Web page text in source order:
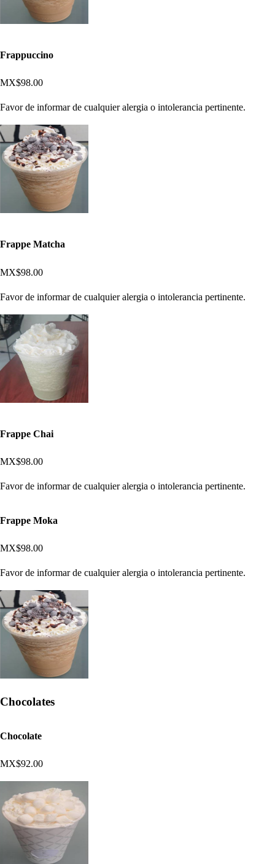
Frappuccino
MX$98.00
Favor de informar de cualquier alergia o intolerancia pertinente.
Frappe Matcha
MX$98.00
Favor de informar de cualquier alergia o intolerancia pertinente.
Frappe Chai
MX$98.00
Favor de informar de cualquier alergia o intolerancia pertinente.
Frappe Moka
MX$98.00
Favor de informar de cualquier alergia o intolerancia pertinente.
Chocolates
Chocolate
MX$92.00